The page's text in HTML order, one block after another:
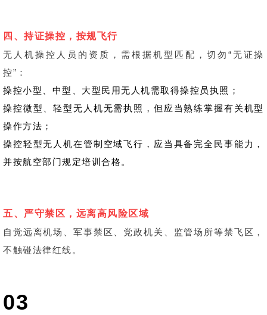
四、持证操控 ，按规飞行
无人机操控人员的资质，需根据机型匹配，切勿“无证操
控”：
操控小型、中型、大型民用无人机需取得操控员执照；
操控微型、轻型无人机无需执照，但应当熟练掌握有关机型
操作方法；
操控轻型无人机在管制空域飞行，应当具备完全民事能力，
并按航空部门规定培训合格。
五、严守禁区，远离高风险区域
自觉远离机场、军事禁区、党政机关、监管场所等禁飞区，
不触碰法律红线。
03